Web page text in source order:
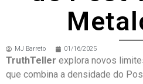
MJ Barreto 01/16/2025
TruthTeller explora novos
que combina a densidade do